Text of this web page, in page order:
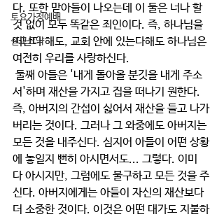
토요가정예배
설교요약
다. 또한 맏아들이 나오는데 이 둘은 너나 할
것 없이 모두 똑같은 죄인이다. 즉, 하나님을
떠난다 해도, 교회 안에 있는다해도 하나님은
여전히 우리를 사랑하신다.
서'하며 재산을 가지고 집을 떠나기 원한다.
즉, 아버지의 간섭이 싫어서 재산을 들고 나가
버리는 것이다. 그러나 그 와중에도 아버지는
모든 것을 내주신다. 심지어 아들이 어떤 상황
에 놓일지 뻔히 아시면서도... 그렇다. 이미
다 아시지만, 그럼에도 불구하고 모든 것을 주
신다. 아버지에게는 아들이 자신의 재산보다
더 소중한 것이다. 이것은 어떤 대가도 지불하